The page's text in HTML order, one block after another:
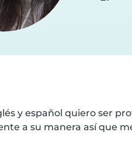
y español quiero ser
a su manera así que